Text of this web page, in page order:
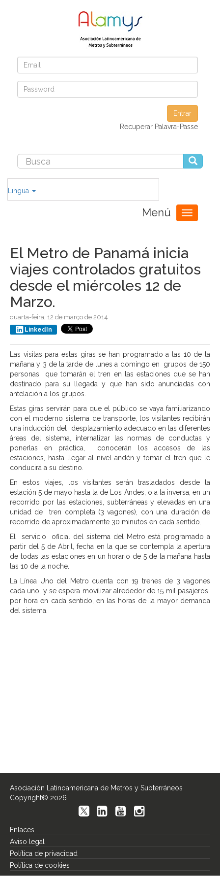
Entrar
Recuperar Palavra-Passe
Lingua
Menú
Toggle
navigation
El Metro de Panamá inicia
viajes controlados gratuitos
desde el miércoles 12 de
Marzo.
quarta-feira, 12 de março de 2014
LinkedIn
Las visitas para estas giras se han programado a las 10 de la
mañana y 3 de la tarde de lunes a domingo en grupos de 150
personas que tomarán el tren en las estaciones que se han
destinado para su llegada y que han sido anunciadas con
antelación a los grupos.
Estas giras servirán para que el público se vaya familiarizando
con el moderno sistema de transporte, los visitantes recibirán
una inducción del desplazamiento adecuado en las diferentes
áreas del sistema, internalizar las normas de conductas y
ponerlas en práctica, conocerán los accesos de las
estaciones, hasta llegar al nivel andén y tomar el tren que le
conducirá a su destino.
En estos viajes, los visitantes serán trasladados desde la
estación 5 de mayo hasta la de Los Andes, o a la inversa, en un
recorrido por las estaciones, subterráneas y elevadas en una
unidad de tren completa (3 vagones), con una duración de
recorrido de aproximadamente 30 minutos en cada sentido.
El servicio oficial del sistema del Metro está programado a
partir del 5 de Abril, fecha en la que se contempla la apertura
de todas las estaciones en un horario de 5 de la mañana hasta
las 10 de la noche.
La Línea Uno del Metro cuenta con 19 trenes de 3 vagones
cada uno, y se espera movilizar alrededor de 15 mil pasajeros
por hora en cada sentido, en las horas de la mayor demanda
del sistema.
Asociación Latinoamericana de Metros y Subterráneos
Copyright© 2026
Enlaces
Aviso legal
Política de privacidad
Política de cookies